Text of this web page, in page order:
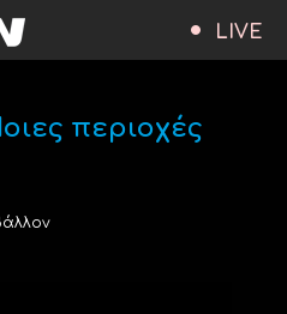
LIVE
περιοχές